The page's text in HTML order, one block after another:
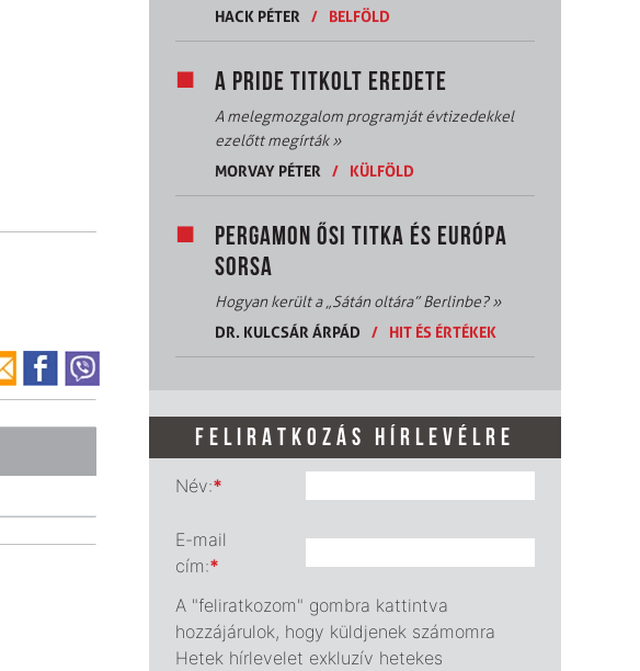
HACK PÉTER
/ BELFÖLD
A PRIDE TITKOLT EREDETE
A melegmozgalom programját évtizedekkel
ezelőtt megírták»
MORVAY PÉTER
/ KÜLFÖLD
PERGAMON ŐSI TITKA ÉS EURÓPA
SORSA
Hogyan került a „Sátán oltára” Berlinbe?»
DR. KULCSÁR ÁRPÁD
/ HIT ÉS ÉRTÉKEK
FELIRATKOZÁS HÍRLEVÉLRE
Név:*
E-mail
cím:*
A "feliratkozom" gombra kattintva
hozzájárulok, hogy küldjenek számomra
Hetek hírlevelet exkluzív hetekes